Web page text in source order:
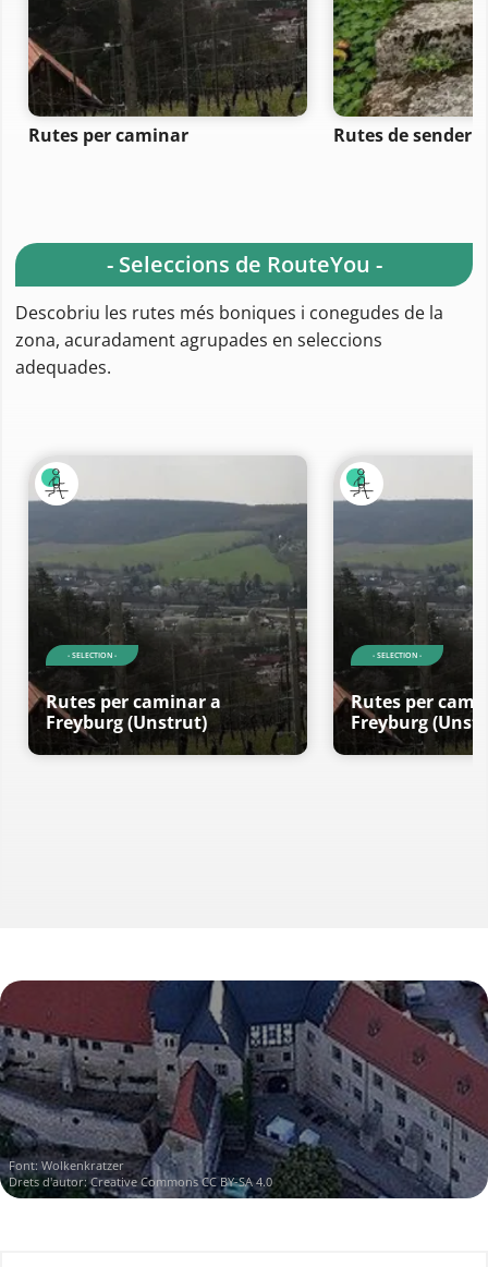
Rutes per caminar Rutes de
- Seleccions de RouteYou -
Descobriu les rutes més boniques i conegudes de la
zona, acuradament agrupades en seleccions
adequades.
- SELECTION -
Rutes per caminar a
Freyburg (Unstrut)
- SELECTION -
Rutes per
Freyburg
Font: Wolkenkratzer
Drets d'autor:Creative Commons CC BY-SA 4.0